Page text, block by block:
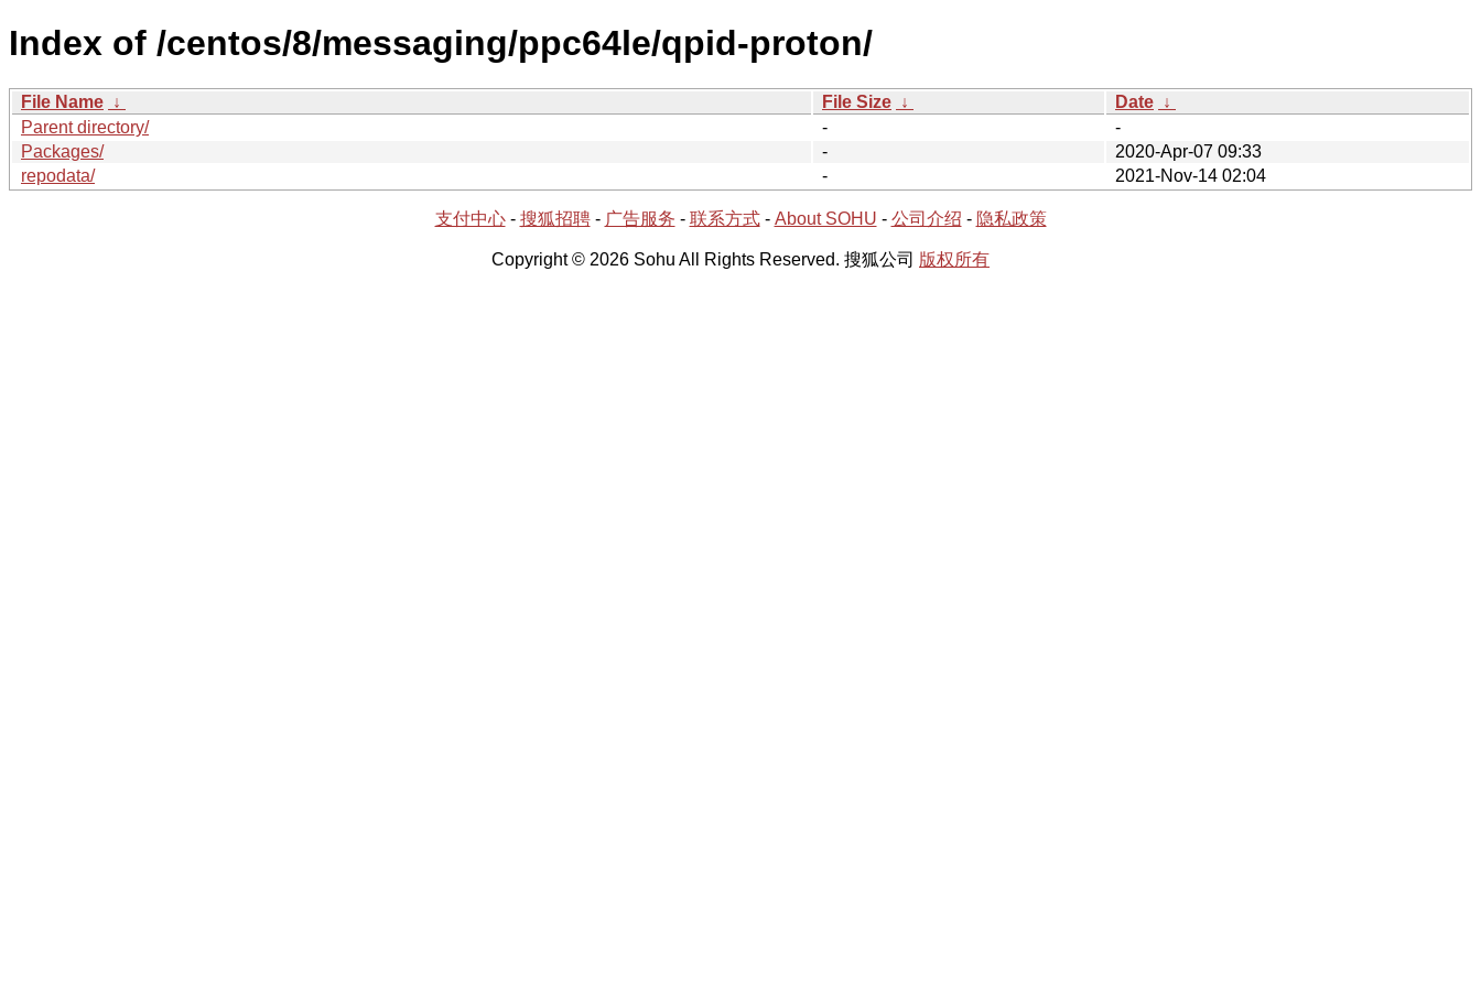
Index of /centos/8/messaging/ppc64le/qpid-proton/
File Name ↓ File Size ↓ Date ↓
Parent directory/
-
-
Packages/
-
2020-Apr-07 09:33
repodata/
- 2021-Nov-14 02:04
支付中心- 搜狐招聘- 广告服务 - 联系方式- About SOHU - 公司介绍 - 隐私政策
Copyright © 2026 Sohu All Rights Reserved. 搜狐公司 版权所有